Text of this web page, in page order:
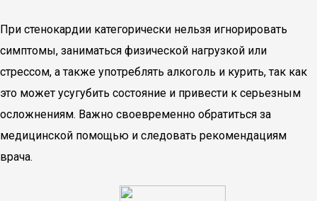
При стенокардии категорически нельзя игнорировать
симптомы, заниматься физической нагрузкой или
стрессом, а также употреблять алкоголь и курить, так как
это может усугубить состояние и привести к серьезным
осложнениям. Важно своевременно обратиться за
медицинской помощью и следовать рекомендациям
врача.